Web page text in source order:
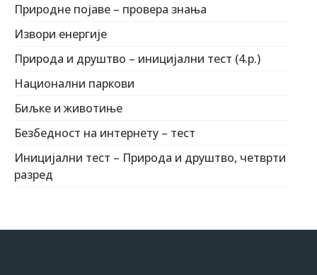
Природне појаве – провера знања
Извори енергије
Природа и друштво – иницијални тест (4.р.)
Национални паркови
Биљке и животиње
Безбедност на интернету – тест
Иницијални тест – Природа и друштво, четврти
разред